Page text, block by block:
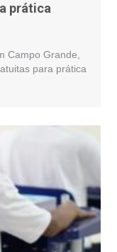
prática
Campo Grande,
para prática